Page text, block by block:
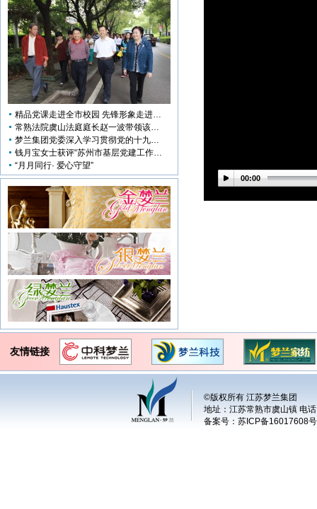
精品党课走进全市校园 先锋形象走进孩子心中
常熟法院虞山法庭庭长赵一波带领该庭党员10多人前来梦兰参观学习
梦兰集团党委深入学习贯彻党的十九大会议精神
钱月宝女士获评“苏州市基层党建工作突出奉献者”
“月月同行· 爱心守望”
00:00
友情链接
©版权所有 江苏梦兰集团
地址：江苏常熟市虞山镇 电
备案号： 苏ICP备16017608